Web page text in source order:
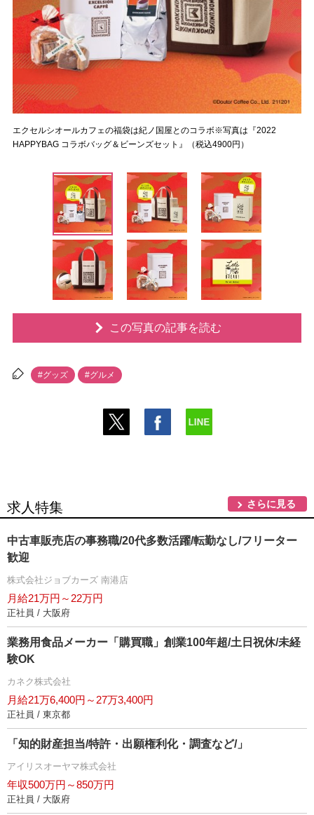
エクセルシオールカフェの福袋は紀ノ国屋とのコラボ※写真は『2022
HAPPYBAG コラボバッグ＆ビーンズセット』（税込4900円）
この写真の記事を読む
#グッズ #グルメ
求人特集 さらに見る
中古車販売店の事務職/20代多数活躍/転勤なし/フリーター
歓迎
株式会社ジョブカーズ 南港店
月給21万円～22万円
正社員 / 大阪府
業務用食品メーカー「購買職」創業100年超/土日祝休/未経
験OK
カネク株式会社
月給21万6,400円～27万3,400円
正社員 / 東京都
「知的財産担当/特許・出願権利化・調査など/」
アイリスオーヤマ株式会社
年収500万円～850万円
正社員 / 大阪府